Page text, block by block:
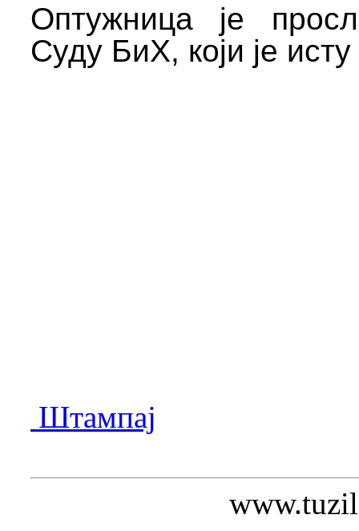
Оптужница је
Суду БиХ, који је
Штампај